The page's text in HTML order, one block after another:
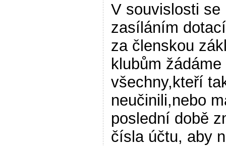
V souvislosti se
zasíláním
za členskou
klubům žádáme
všechny,kteří
neučinili,nebo
poslední době
čísla účtu, aby